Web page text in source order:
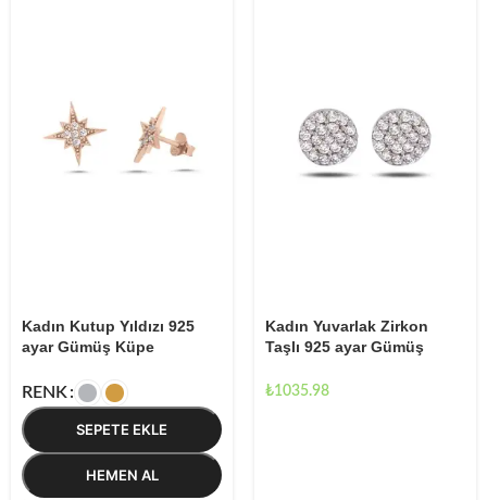
Kadın Kutup Yıldızı 925
ayar Gümüş Küpe
RENK
SEPETE EKLE
HEMEN AL
Kadın Yuvarlak Zirkon
Taşlı 925 ayar Gümüş
₺1035.98